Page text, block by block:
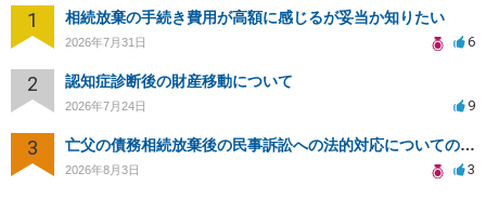
1 相続放棄の手続き費用が高額に感じるが妥当か知りたい
2026年7月31日 6
2 認知症診断後の財産移動について
2026年7月24日 9
3 亡父の債務相続放棄後の民事訴訟への法的対応についての相談
2026年8月3日 3